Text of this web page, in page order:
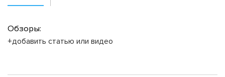
Обзоры:
+добавить статью или видео